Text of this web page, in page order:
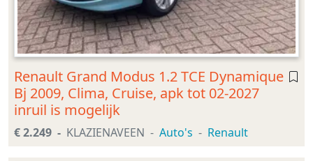
Renault Grand Modus 1.2 TCE Dynamique
Bj 2009, Clima, Cruise, apk tot 02-2027
inruil is mogelijk
€ 2.249 KLAZIENAVEEN Auto's Renault